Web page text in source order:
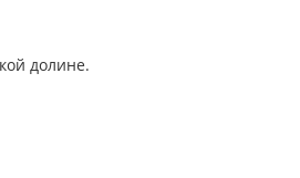
долине.